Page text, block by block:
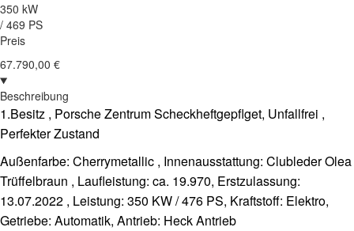
350 kW
/ 469 PS
Preis
67.790,00 €
Beschreibung
1.Besitz , Porsche Zentrum Scheckheftgepflget, Unfallfrei ,
Perfekter Zustand
Außenfarbe: Cherrymetallic , Innenausstattung: Clubleder Olea
Trüffelbraun , Laufleistung: ca. 19.970, Erstzulassung:
13.07.2022 , Leistung: 350 KW / 476 PS, Kraftstoff: Elektro,
Getriebe: Automatik, Antrieb: Heck Antrieb